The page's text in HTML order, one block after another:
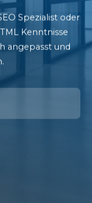
Spezialist oder
Kenntnisse
angepasst und